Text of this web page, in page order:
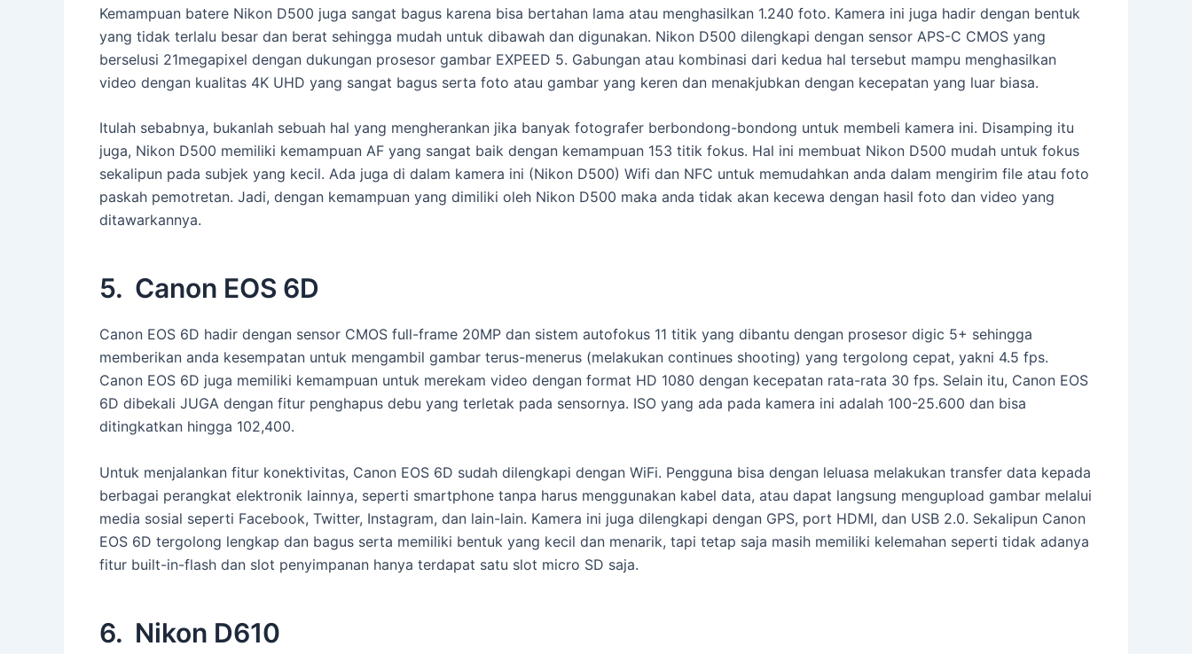
Kemampuan batere Nikon D500 juga sangat bagus karena bisa bertahan lama atau menghasilkan 1.240 foto. Kamera ini juga hadir dengan bentuk
yang tidak terlalu besar dan berat sehingga mudah untuk dibawah dan digunakan. Nikon D500 dilengkapi dengan sensor APS-C CMOS yang
berselusi 21megapixel dengan dukungan prosesor gambar EXPEED 5. Gabungan atau kombinasi dari kedua hal tersebut mampu menghasilkan
video dengan kualitas 4K UHD yang sangat bagus serta foto atau gambar yang keren dan menakjubkan dengan kecepatan yang luar biasa.
Itulah sebabnya, bukanlah sebuah hal yang mengherankan jika banyak fotografer berbondong-bondong untuk membeli kamera ini. Disamping itu
juga, Nikon D500 memiliki kemampuan AF yang sangat baik dengan kemampuan 153 titik fokus. Hal ini membuat Nikon D500 mudah untuk fokus
sekalipun pada subjek yang kecil. Ada juga di dalam kamera ini (Nikon D500) Wifi dan NFC untuk memudahkan anda dalam mengirim file atau foto
paskah pemotretan. Jadi, dengan kemampuan yang dimiliki oleh Nikon D500 maka anda tidak akan kecewa dengan hasil foto dan video yang
ditawarkannya.
5. Canon EOS 6D
Canon EOS 6D hadir dengan sensor CMOS full-frame 20MP dan sistem autofokus 11 titik yang dibantu dengan prosesor digic 5+ sehingga
memberikan anda kesempatan untuk mengambil gambar terus-menerus (melakukan continues shooting) yang tergolong cepat, yakni 4.5 fps.
Canon EOS 6D juga memiliki kemampuan untuk merekam video dengan format HD 1080 dengan kecepatan rata-rata 30 fps. Selain itu, Canon EOS
6D dibekali JUGA dengan fitur penghapus debu yang terletak pada sensornya. ISO yang ada pada kamera ini adalah 100-25.600 dan bisa
ditingkatkan hingga 102,400.
Untuk menjalankan fitur konektivitas, Canon EOS 6D sudah dilengkapi dengan WiFi. Pengguna bisa dengan leluasa melakukan transfer data kepada
berbagai perangkat elektronik lainnya, seperti smartphone tanpa harus menggunakan kabel data, atau dapat langsung mengupload gambar melalui
media sosial seperti Facebook, Twitter, Instagram, dan lain-lain. Kamera ini juga dilengkapi dengan GPS, port HDMI, dan USB 2.0. Sekalipun Canon
EOS 6D tergolong lengkap dan bagus serta memiliki bentuk yang kecil dan menarik, tapi tetap saja masih memiliki kelemahan seperti tidak adanya
fitur built-in-flash dan slot penyimpanan hanya terdapat satu slot micro SD saja.
6. Nikon D610